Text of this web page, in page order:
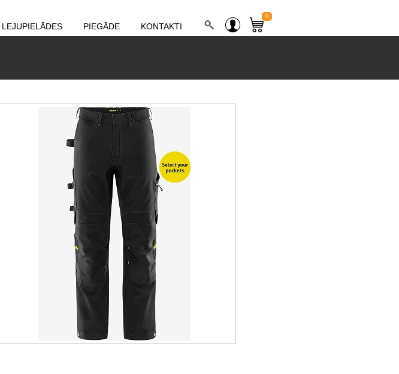
LEJUPIELĀDES PIEGĀDE KONTAKTI
0